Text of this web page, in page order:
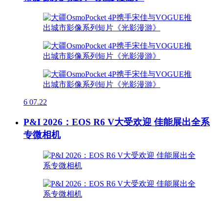
6 07.22
P&I 2026：EOS R6 V大受欢迎 佳能展出全系
专微相机